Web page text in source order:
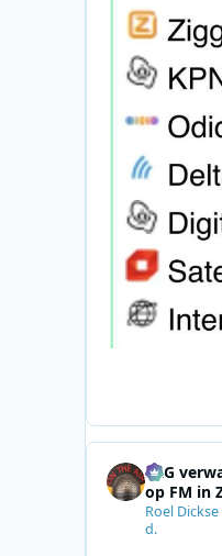
SRG
op FM in
Roel Dickse
d.